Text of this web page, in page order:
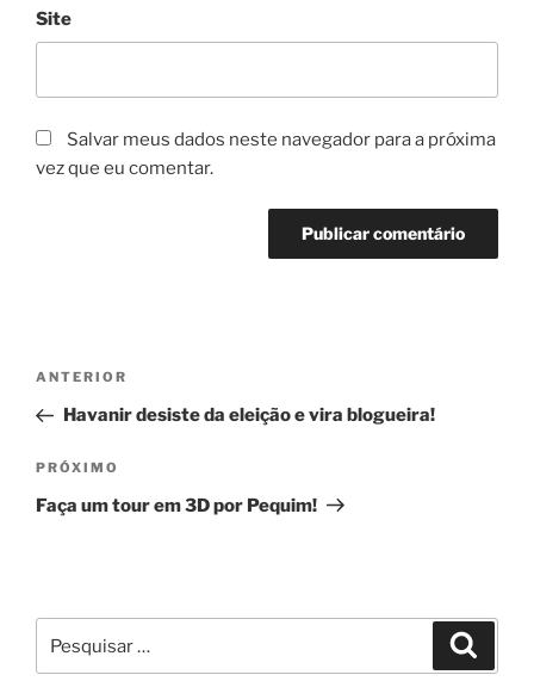
Site
Salvar meus dados neste navegador para a próxima
vez que eu comentar.
Navegação
Post
Post
anterior
ANTERIOR
Havanir desiste da eleição e vira blogueira!
Próximo
post
PRÓXIMO
Faça um tour em 3D por Pequim!
por: